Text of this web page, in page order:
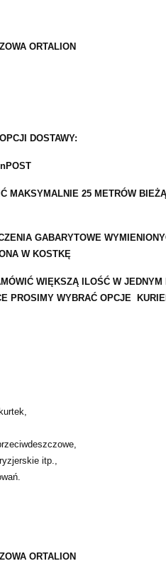
ORTALION
DOSTAWY:
MAKSYMALNIE 25 METRÓW
GABARYTOWE
W KOSTKĘ
WIĘKSZĄ ILOŚĆ W JEDNYM
PROSIMY WYBRAĆ OPCJE
itp.,
ORTALION